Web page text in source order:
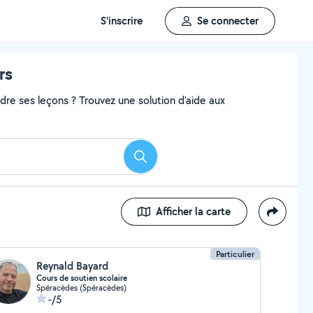
S'inscrire Se connecter
ses leçons ? Trouvez une solution d'aide aux
Rechercher
Afficher la carte
Particulier
Reynald Bayard
Cours de soutien scolaire
Spéracèdes (Spéracèdes)
-/5